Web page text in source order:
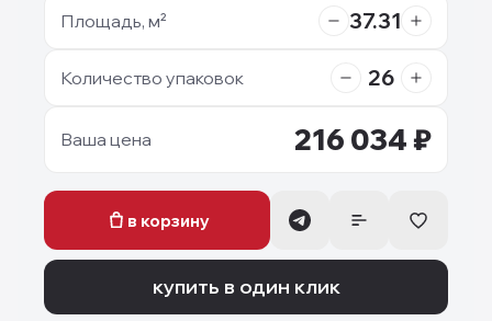
Площадь, м² 37.31
Количество упаковок 26
Ваша цена 216 034 ₽
в корзину
купить в один клик